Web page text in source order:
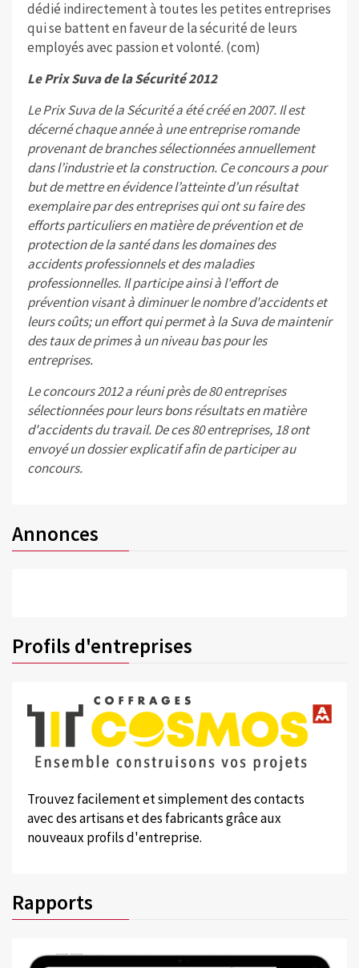
dédié indirectement à toutes les petites entreprises
qui se battent en faveur de la sécurité de leurs
employés avec passion et volonté. (com)
Le Prix Suva de la Sécurité 2012
Le Prix Suva de la Sécurité a été créé en 2007. Il est
décerné chaque année à une entreprise romande
provenant de branches sélectionnées annuellement
dans l’industrie et la construction. Ce concours a pour
but de mettre en évidence l’atteinte d’un résultat
exemplaire par des entreprises qui ont su faire des
efforts particuliers en matière de prévention et de
protection de la santé dans les domaines des
accidents professionnels et des maladies
professionnelles. Il participe ainsi à l'effort de
prévention visant à diminuer le nombre d'accidents et
leurs coûts; un effort qui permet à la Suva de maintenir
des taux de primes à un niveau bas pour les
entreprises.
Le concours 2012 a réuni près de 80 entreprises
sélectionnées pour leurs bons résultats en matière
d'accidents du travail. De ces 80 entreprises, 18 ont
envoyé un dossier explicatif afin de participer au
concours.
Annonces
Profils d'entreprises
Trouvez facilement et simplement des contacts
avec des artisans et des fabricants grâce aux
nouveaux profils d'entreprise.
Rapports